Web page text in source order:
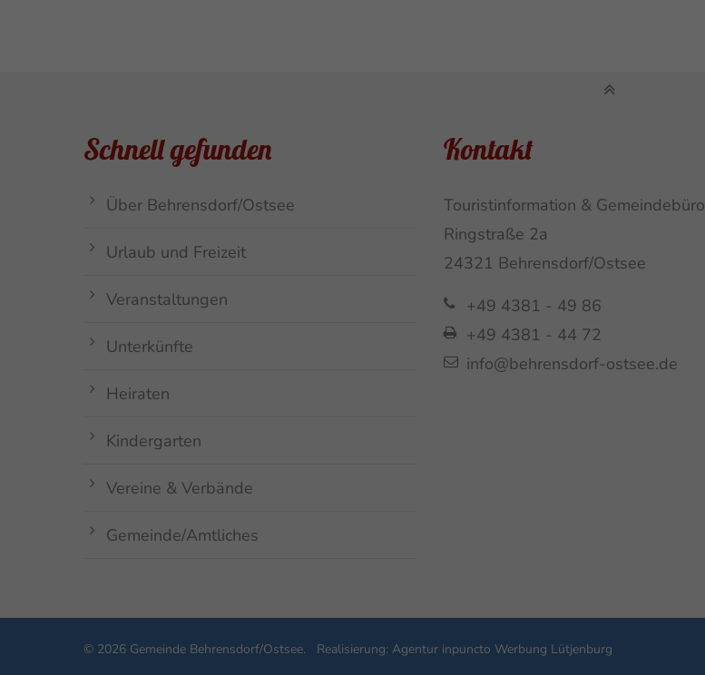
Schnell gefunden
Über Behrensdorf/Ostsee
Urlaub und Freizeit
Veranstaltungen
Unterkünfte
Heiraten
Kindergarten
Vereine & Verbände
Gemeinde/Amtliches
Kontakt
Touristinformation & Gemeindebüro
Ringstraße 2a
24321 Behrensdorf/Ostsee
+49 4381 - 49 86
+49 4381 - 44 72
info@behrensdorf-ostsee.de
© 2026 Gemeinde Behrensdorf/Ostsee. Realisierung: Agentur inpuncto Werbung Lütjenburg